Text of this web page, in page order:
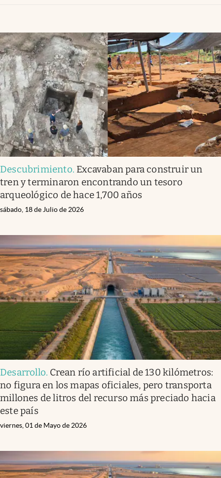
Descubrimiento. Excavaban para construir un
tren y terminaron encontrando un tesoro
arqueológico de hace 1,700 años
sábado, 18 de Julio de 2026
Desarrollo. Crean río artificial de 130 kilómetros:
no figura en los mapas oficiales, pero transporta
millones de litros del recurso más preciado hacia
este país
viernes, 01 de Mayo de 2026